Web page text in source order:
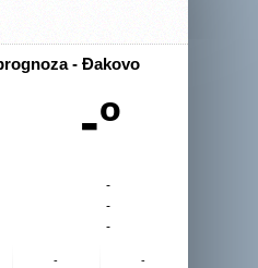
- Đakovo
-º
-
-
-
-
-